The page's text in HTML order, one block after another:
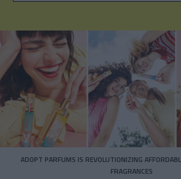
ADOPT PARFUMS IS REVOLUTIONIZING
FRAGRANCES